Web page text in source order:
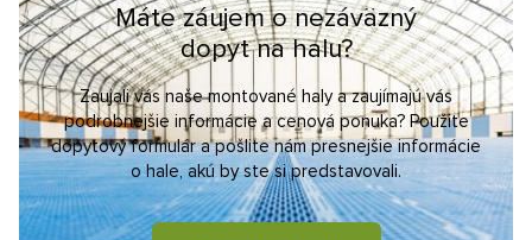
Máte záujem o nezáväzný
dopyt na halu?
Zaujali vás naše montované haly a zaujímajú vás
podrobnejšie informácie a cenová ponuka? Použite
dopytový formulár a pošlite nám presnejšie informácie
o hale, akú by ste si predstavovali.